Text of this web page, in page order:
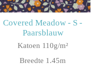
Covered Meadow - S -
Paarsblauw
Katoen 110g/m²
Breedte 1.45m